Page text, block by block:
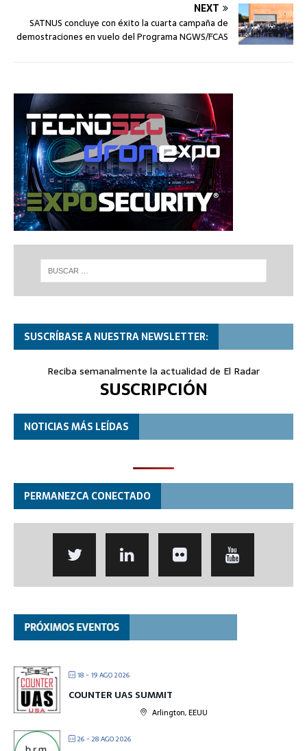
NEXT
SATNUS concluye con éxito la cuarta campaña de
demostraciones en vuelo del Programa NGWS/FCAS
SUSCRÍBASE A NUESTRA NEWSLETTER:
Reciba semanalmente la actualidad de El Radar
SUSCRIPCIÓN
NOTICIAS MÁS LEÍDAS
PERMANEZCA CONECTADO
18 - 19 AGO 2026
COUNTER UAS SUMMIT
Arlington, EEUU
26 - 28 AGO 2026